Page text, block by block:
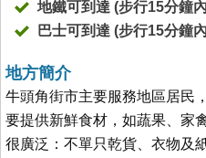
地鐵可到達 (步行15分鐘
巴士可到達 (步行15分鐘
地方簡介
牛頭角街市主要服務地區居民
要提供新鮮食材，如蔬果、家
很廣泛：不單只乾貨、衣物及